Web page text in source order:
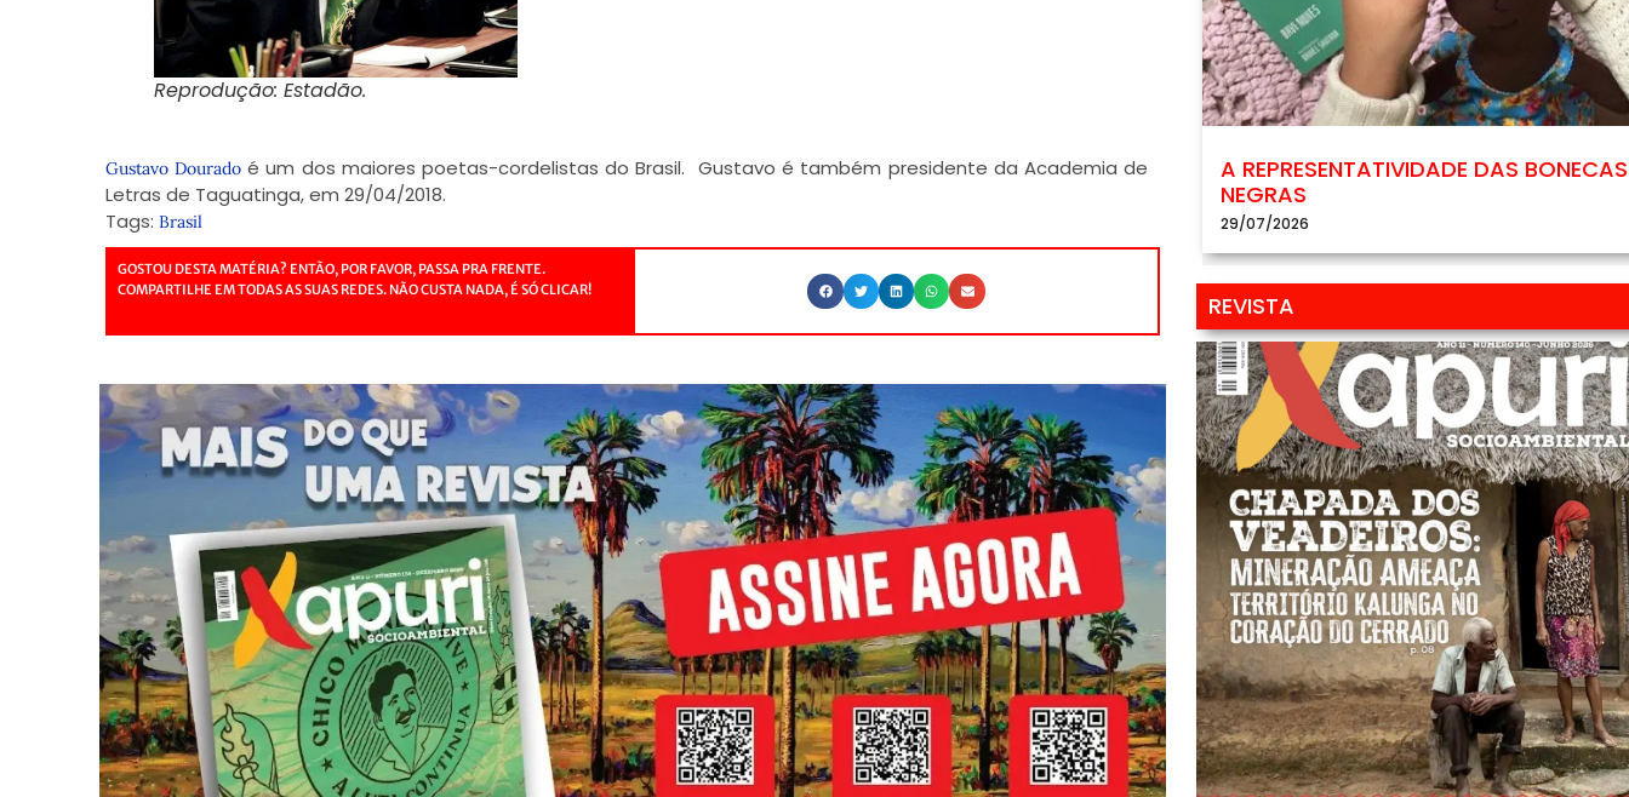
Reprodução: Estadão.
Gustavo Douradoé um dos maiores poetas-cordelistas do Brasil. Gustavo é também presidente da Academia de
Letras de Taguatinga, em 29/04/2018.
Tags: Brasil
GOSTOU DESTA MATÉRIA? ENTÃO, POR FAVOR, PASSA PRA FRENTE.
COMPARTILHE EM TODAS AS SUAS REDES. NÃO CUSTA NADA, É SÓ CLICAR!
A REPRESENTATIVIDADE DAS BONECAS
NEGRAS
29/07/2026
REVISTA